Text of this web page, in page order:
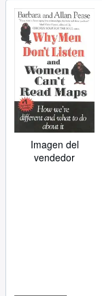
Imagen del
vendedor